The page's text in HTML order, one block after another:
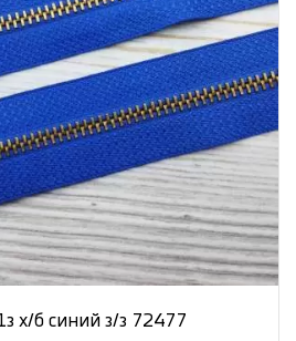
х/б синий з/з 72477